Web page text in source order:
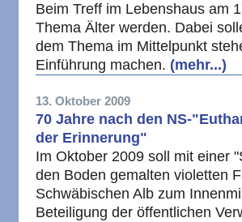
Beim Treff im Lebenshaus am
Thema Älter werden. Dabei
dem Thema im Mittelpunkt
Einführung machen. (mehr...)
13. Oktober 2009
70 Jahre nach den NS-
der Erinnerung"
Im Oktober 2009 soll mit einer
den Boden gemalten violetten
Schwäbischen Alb zum
Beteiligung der öffentlichen